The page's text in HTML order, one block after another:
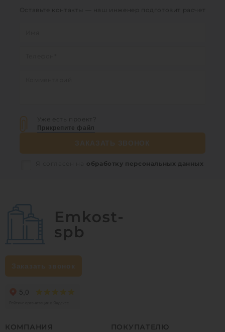
Оставьте контакты — наш инженер подготовит расчет
Уже есть проект?
Прикрепите файл
обработку персональных данных
КОМПАНИЯ ПОКУПАТЕЛЮ